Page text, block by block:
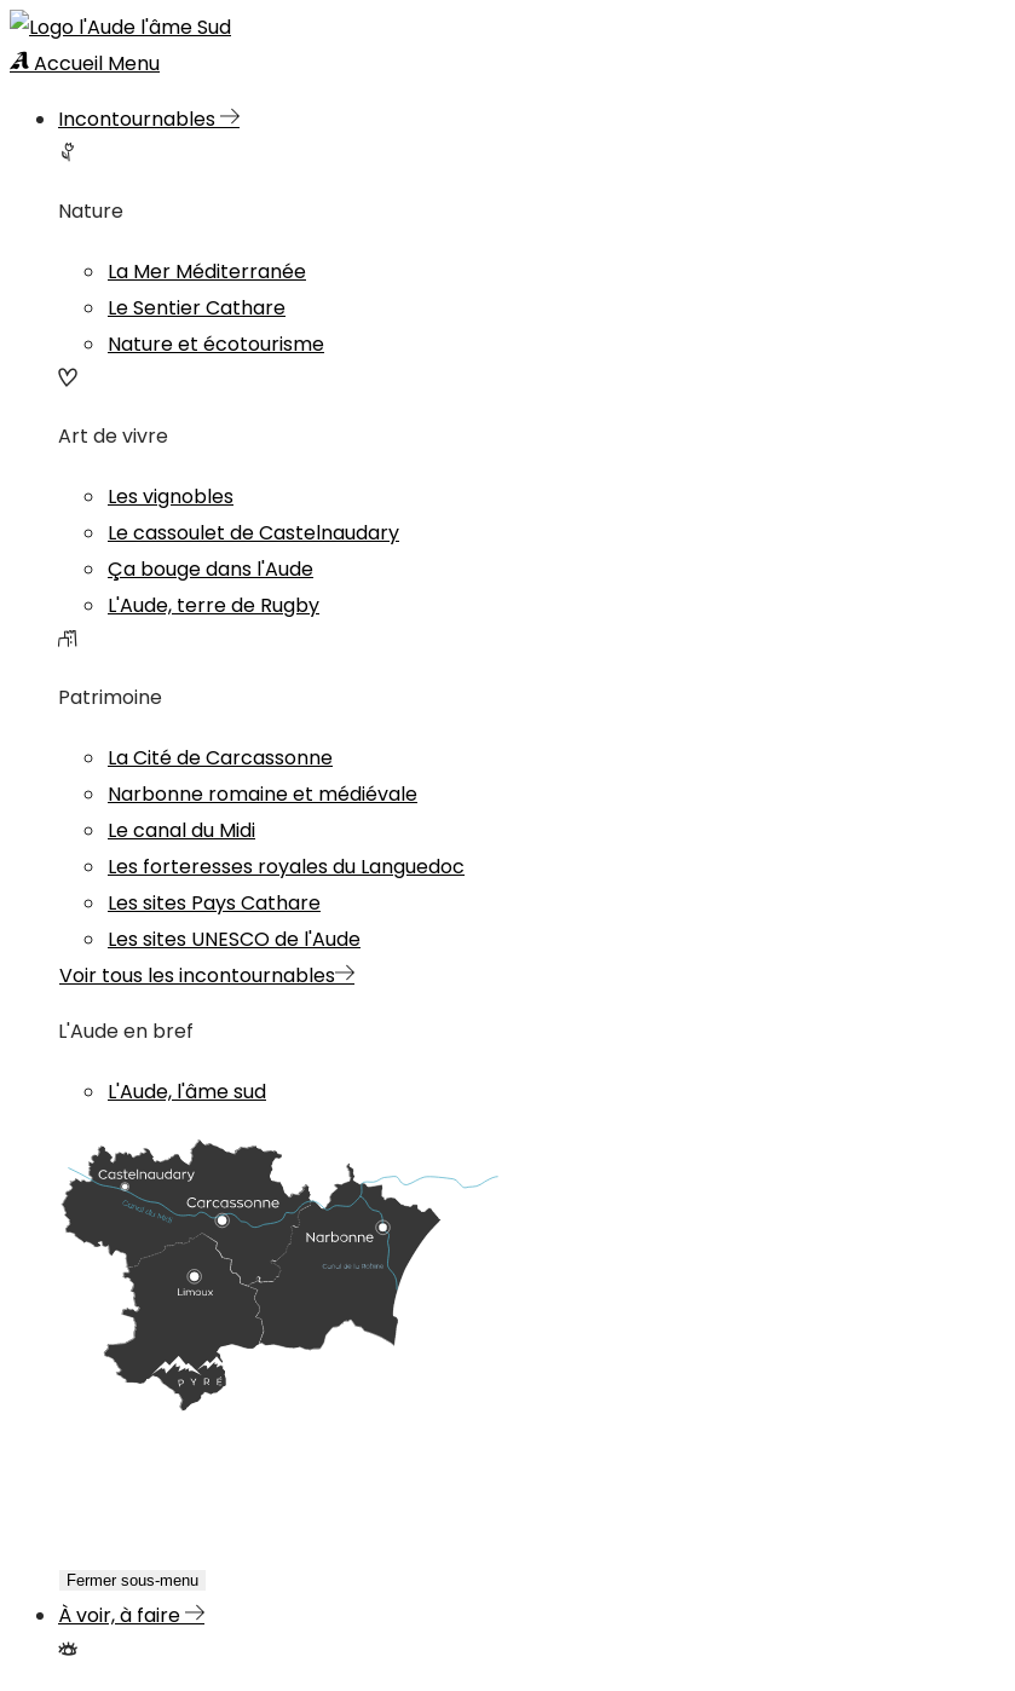
Accueil Menu
Incontournables
Nature
La Mer Méditerranée
Le Sentier Cathare
Nature et écotourisme
Art de vivre
Les vignobles
Le cassoulet de Castelnaudary
Ça bouge dans l'Aude
L'Aude, terre de Rugby
Patrimoine
La Cité de Carcassonne
Narbonne romaine et médiévale
Le canal du Midi
Les forteresses royales du Languedoc
Les sites Pays Cathare
Les sites UNESCO de l'Aude
Voir tous les incontournables
L'Aude en bref
L'Aude, l'âme sud
Fermer sous-menu
À voir, à faire